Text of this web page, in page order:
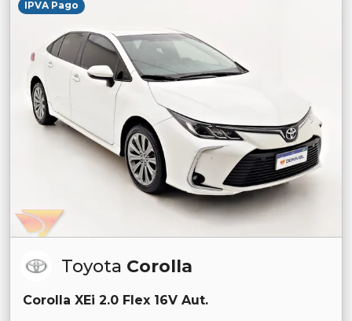
IPVA Pago
Toyota Corolla
Corolla XEi 2.0 Flex 16V Aut.